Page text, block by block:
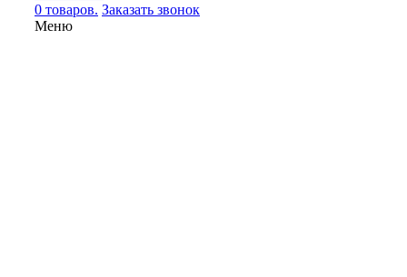
0 товаров. Заказать звонок
Меню